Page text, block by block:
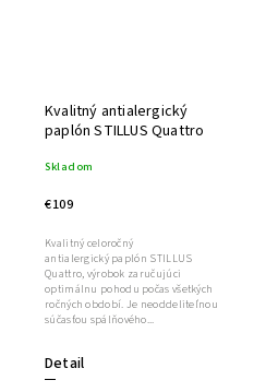
Kvalitný antialergický
paplón STILLUS Quattro
Skladom
€109
Detail
Kvalitný celoročný
antialergický paplón STILLUS
Quattro, výrobok zaručujúci
optimálnu pohodu počas všetkých
ročných období. Je neoddeliteľnou
súčasťou spálňového...